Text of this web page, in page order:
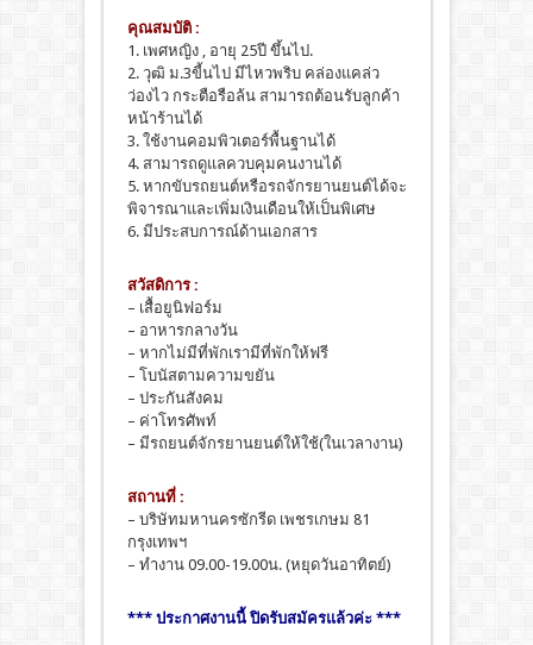
คุณสมบัติ :
1. เพศหญิง , อายุ 25ปี ขึ้นไป.
2. วุฒิ ม.3ขี้นไป มีไหวพริบ คล่องแคล่ว
ว่องไว กระตือรือล้น สามารถต้อนรับลูกค้า
หน้าร้านได้
3. ใช้งานคอมพิวเตอร์พื้นฐานได้
4. สามารถดูแลควบคุมคนงานได้
5. หากขับรถยนต์หรือรถจักรยานยนต์ได้จะ
พิจารณาและเพิ่มเงินเดือนให้เป็นพิเศษ
6. มีประสบการณ์ด้านเอกสาร
สวัสดิการ :
– เสื้อยูนิฟอร์ม
– อาหารกลางวัน
– หากไม่มีที่พักเรามีที่พักให้ฟรี
– โบนัสตามความขยัน
– ประกันสังคม
– ค่าโทรศัพท์
– มีรถยนต์จักรยานยนต์ให้ใช้(ในเวลางาน)
สถานที่ :
– บริษัทมหานครซักรีด เพชรเกษม 81
กรุงเทพฯ
– ทำงาน 09.00-19.00น. (หยุดวันอาทิตย์)
*** ประกาศงานนี้ ปิดรับสมัครแล้วค่ะ ***